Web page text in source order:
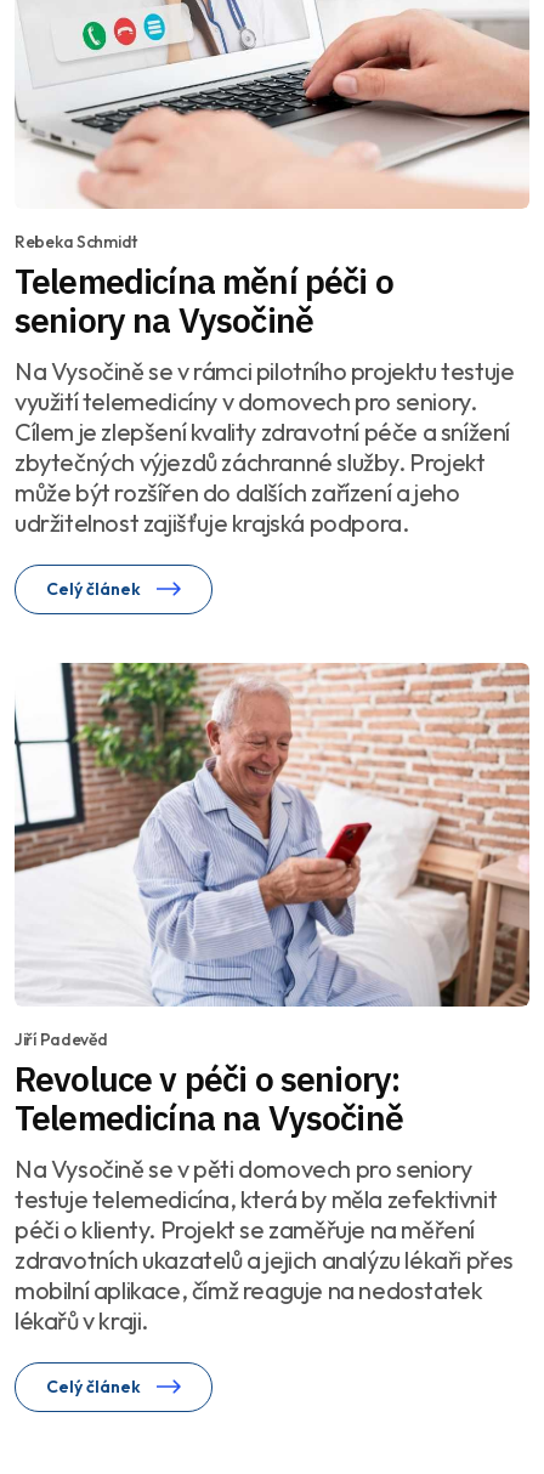
Rebeka Schmidt
Telemedicína mění péči o
seniory na Vysočině
Na Vysočině se v rámci pilotního projektu testuje
využití telemedicíny v domovech pro seniory.
Cílem je zlepšení kvality zdravotní péče a snížení
zbytečných výjezdů záchranné služby. Projekt
může být rozšířen do dalších zařízení a jeho
udržitelnost zajišťuje krajská podpora.
Celý článek
Jiří Padevěd
Revoluce v péči o seniory:
Telemedicína na Vysočině
Na Vysočině se v pěti domovech pro seniory
testuje telemedicína, která by měla zefektivnit
péči o klienty. Projekt se zaměřuje na měření
zdravotních ukazatelů a jejich analýzu lékaři přes
mobilní aplikace, čímž reaguje na nedostatek
lékařů v kraji.
Celý článek